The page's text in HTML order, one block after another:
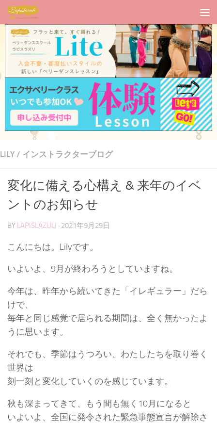
LILY / インストラクターブログ
変化に備える心構え & 来年のイベ
ントのお知らせ
BY LAPISLAZULI · 2021年9月29日
こんにちは。Lilyです。
いよいよ、9月が終わろうとしていますね。
今年は、昨年から続いてきた「イレギュラー」だら
けで、
毎年と同じ感覚で居られる期間は、全く無かったよ
うに思います。
それでも、季節はうつろい、わたしたちを取り巻く
世界は
刻一刻と変化していくのを感じています。
秋も深まってきて、もう間も無く10月になると
いよいよ、全国に発令された緊急事態宣言が解除さ